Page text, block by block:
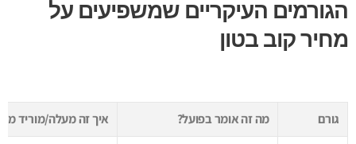
הגורמים העיקריים שמשפיעים על
מחיר קוב בטון
גורם מה זה אומר בפועל? איך זה מעלה/מוריד